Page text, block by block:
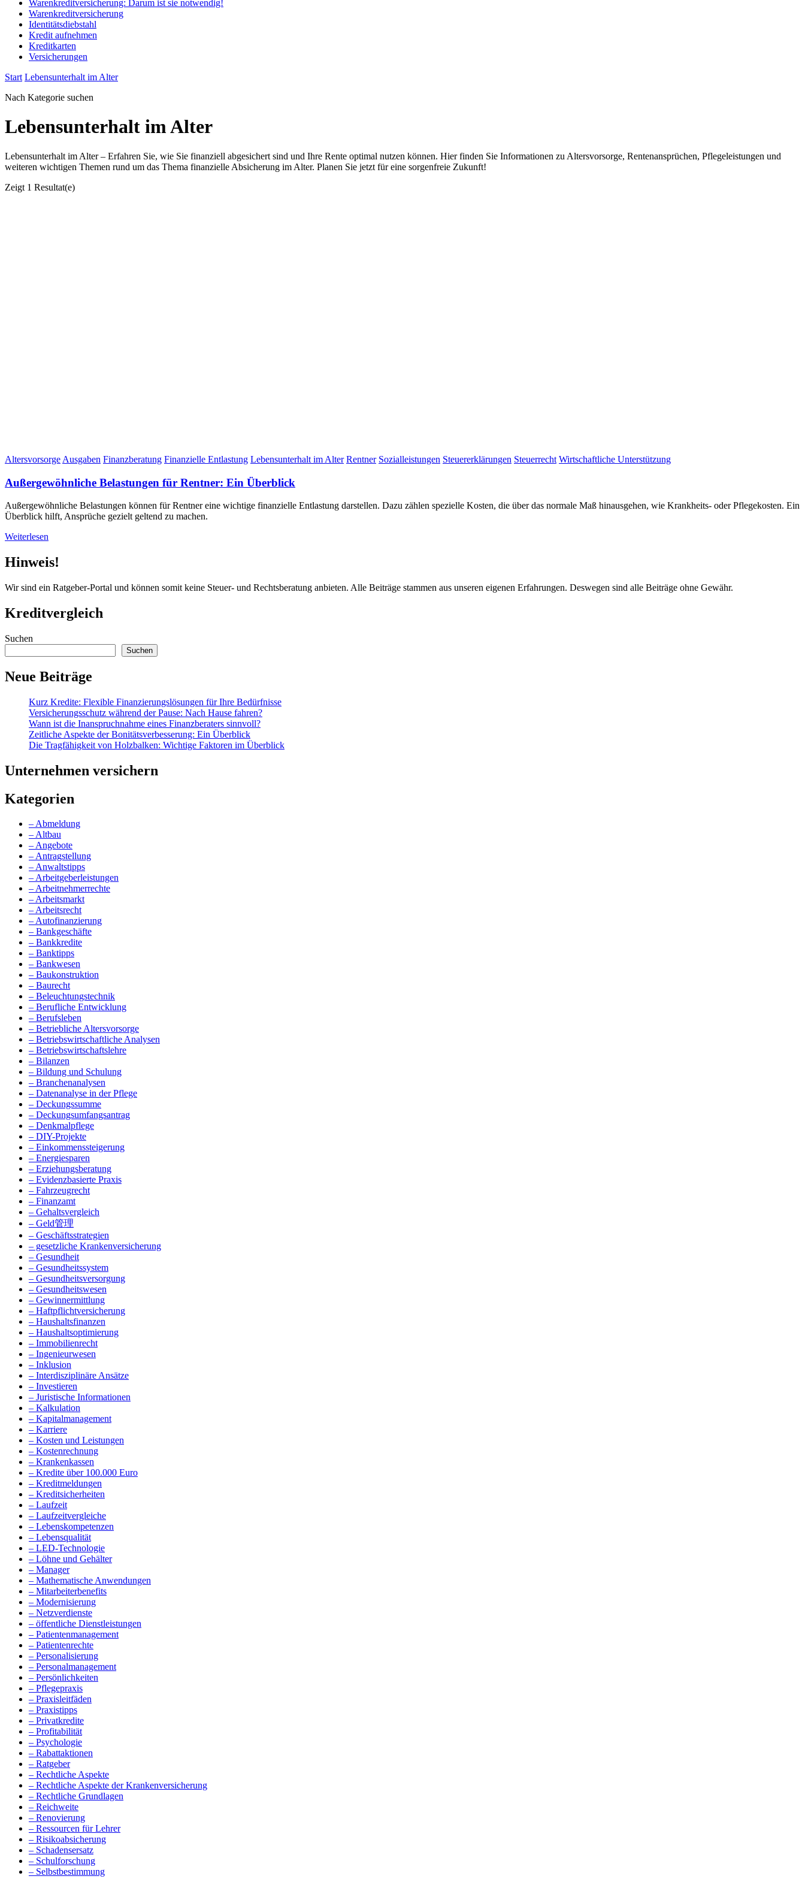
Warenkreditversicherung: Darum ist sie notwendig!
Warenkreditversicherung
Identitätsdiebstahl
Kredit aufnehmen
Kreditkarten
Versicherungen
Start Lebensunterhalt im Alter
Nach Kategorie suchen
Lebensunterhalt im Alter
Lebensunterhalt im Alter – Erfahren Sie, wie Sie finanziell abgesichert sind und Ihre Rente optimal nutzen können. Hier finden Sie Informationen zu Altersvorsorge, Rentenansprüchen, Pflegeleistungen und
weiteren wichtigen Themen rund um das Thema finanzielle Absicherung im Alter. Planen Sie jetzt für eine sorgenfreie Zukunft!
Zeigt 1 Resultat(e)
Altersvorsorge Ausgaben Finanzberatung Finanzielle Entlastung Lebensunterhalt im Alter Rentner Sozialleistungen Steuererklärungen Steuerrecht Wirtschaftliche Unterstützung
Außergewöhnliche Belastungen für Rentner: Ein Überblick
Außergewöhnliche Belastungen können für Rentner eine wichtige finanzielle Entlastung darstellen. Dazu zählen spezielle Kosten, die über das normale Maß hinausgehen, wie Krankheits- oder Pflegekosten. Ein
Überblick hilft, Ansprüche gezielt geltend zu machen.
Weiterlesen
Hinweis!
Wir sind ein Ratgeber-Portal und können somit keine Steuer- und Rechtsberatung anbieten. Alle Beiträge stammen aus unseren eigenen Erfahrungen. Deswegen sind alle Beiträge ohne Gewähr.
Kreditvergleich
Suchen
Suchen
Neue Beiträge
Kurz Kredite: Flexible Finanzierungslösungen für Ihre Bedürfnisse
Versicherungsschutz während der Pause: Nach Hause fahren?
Wann ist die Inanspruchnahme eines Finanzberaters sinnvoll?
Zeitliche Aspekte der Bonitätsverbesserung: Ein Überblick
Die Tragfähigkeit von Holzbalken: Wichtige Faktoren im Überblick
Unternehmen versichern
Kategorien
– Abmeldung
– Altbau
– Angebote
– Antragstellung
– Anwaltstipps
– Arbeitgeberleistungen
– Arbeitnehmerrechte
– Arbeitsmarkt
– Arbeitsrecht
– Autofinanzierung
– Bankgeschäfte
– Bankkredite
– Banktipps
– Bankwesen
– Baukonstruktion
– Baurecht
– Beleuchtungstechnik
– Berufliche Entwicklung
– Berufsleben
– Betriebliche Altersvorsorge
– Betriebswirtschaftliche Analysen
– Betriebswirtschaftslehre
– Bilanzen
– Bildung und Schulung
– Branchenanalysen
– Datenanalyse in der Pflege
– Deckungssumme
– Deckungsumfangsantrag
– Denkmalpflege
– DIY-Projekte
– Einkommenssteigerung
– Energiesparen
– Erziehungsberatung
– Evidenzbasierte Praxis
– Fahrzeugrecht
– Finanzamt
– Gehaltsvergleich
– Geld管理
– Geschäftsstrategien
– gesetzliche Krankenversicherung
– Gesundheit
– Gesundheitssystem
– Gesundheitsversorgung
– Gesundheitswesen
– Gewinnermittlung
– Haftpflichtversicherung
– Haushaltsfinanzen
– Haushaltsoptimierung
– Immobilienrecht
– Ingenieurwesen
– Inklusion
– Interdisziplinäre Ansätze
– Investieren
– Juristische Informationen
– Kalkulation
– Kapitalmanagement
– Karriere
– Kosten und Leistungen
– Kostenrechnung
– Krankenkassen
– Kredite über 100.000 Euro
– Kreditmeldungen
– Kreditsicherheiten
– Laufzeit
– Laufzeitvergleiche
– Lebenskompetenzen
– Lebensqualität
– LED-Technologie
– Löhne und Gehälter
– Manager
– Mathematische Anwendungen
– Mitarbeiterbenefits
– Modernisierung
– Netzverdienste
– öffentliche Dienstleistungen
– Patientenmanagement
– Patientenrechte
– Personalisierung
– Personalmanagement
– Persönlichkeiten
– Pflegepraxis
– Praxisleitfäden
– Praxistipps
– Privatkredite
– Profitabilität
– Psychologie
– Rabattaktionen
– Ratgeber
– Rechtliche Aspekte
– Rechtliche Aspekte der Krankenversicherung
– Rechtliche Grundlagen
– Reichweite
– Renovierung
– Ressourcen für Lehrer
– Risikoabsicherung
– Schadensersatz
– Schulforschung
– Selbstbestimmung